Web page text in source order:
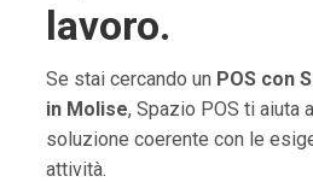
lavoro.
Se stai cercando un POS con
in Molise, Spazio POS ti aiuta
soluzione coerente con le
attività.